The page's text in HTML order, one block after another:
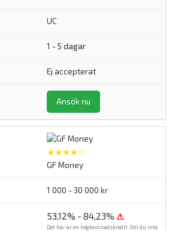
UC
1 - 5 dagar
Ej accepterat
Ansök nu
★★★★☆
GF Money
1 000 - 30 000 kr
53,12% - 84,23% ⚠
Det här är en högkostnadskredit. Om du inte